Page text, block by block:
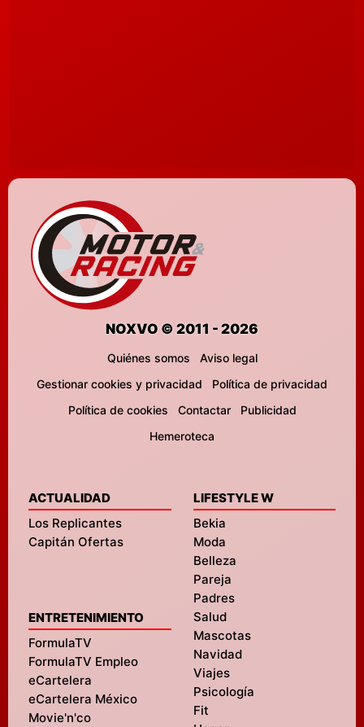
NOXVO © 2011 - 2026
Quiénes somos
Aviso legal
Gestionar cookies y privacidad
Política de privacidad
Política de cookies
Contactar
Publicidad
Hemeroteca
ACTUALIDAD
Los Replicantes
Capitán Ofertas
ENTRETENIMIENTO
FormulaTV
FormulaTV Empleo
eCartelera
eCartelera México
Movie'n'co
LIFESTYLE W
Bekia
Moda
Belleza
Pareja
Padres
Salud
Mascotas
Navidad
Viajes
Psicología
Fit